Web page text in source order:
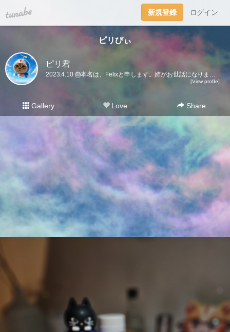
tuna.be 新規登録 ログイン
ピリびぃ
ピリ君
2023.4.10 🎂本名は、Felixと申します。姉がお世話になりました。姉も時々くるので、引き続きよろしくお願い致します。🤗
[View profile]
Gallery Love Share